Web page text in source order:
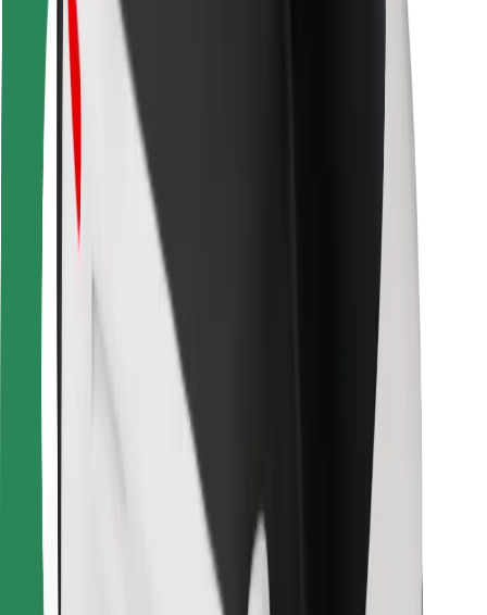
Estaciones de carga de Bolt
Soporte
Para usuarios
Para conductores
Para repartidores
Bolt Food
Para propietarios de flota
Para restaurantes
Bolt para empresas
Términos y Condiciones
¡Conseguí un viaje en minutos!